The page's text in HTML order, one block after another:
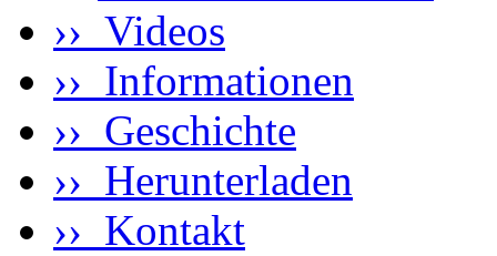
›› Videos
›› Informationen
›› Geschichte
›› Herunterladen
›› Kontakt